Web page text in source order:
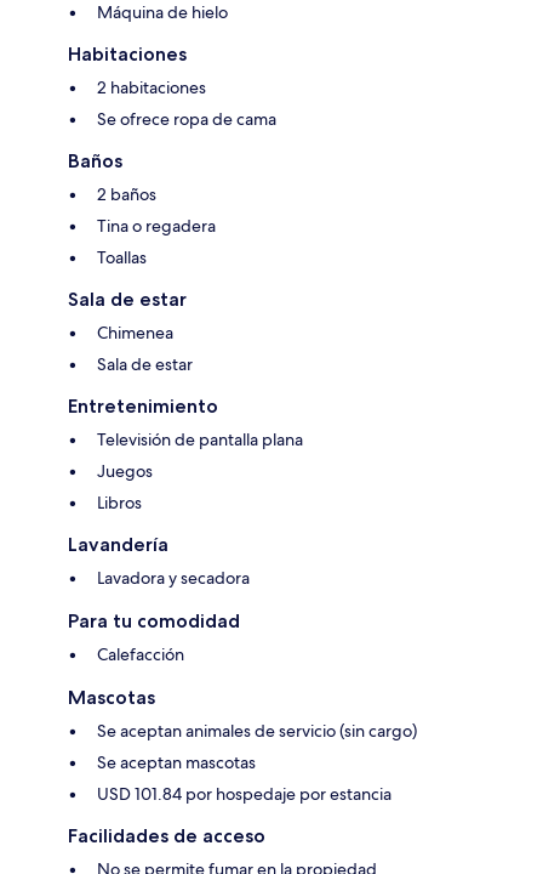
Máquina de hielo
Habitaciones
2 habitaciones
Se ofrece ropa de cama
Baños
2 baños
Tina o regadera
Toallas
Sala de estar
Chimenea
Sala de estar
Entretenimiento
Televisión de pantalla plana
Juegos
Libros
Lavandería
Lavadora y secadora
Para tu comodidad
Calefacción
Mascotas
Se aceptan animales de servicio (sin cargo)
Se aceptan mascotas
USD 101.84 por hospedaje por estancia
Facilidades de acceso
No se permite fumar en la propiedad